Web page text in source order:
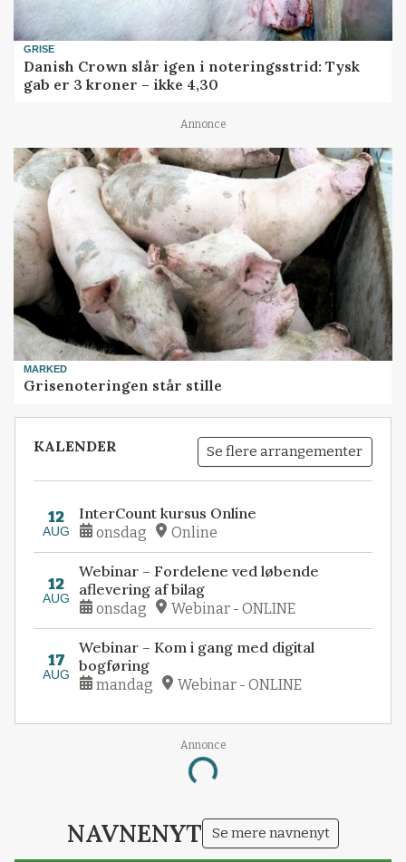
GRISE
Danish Crown slår igen i noteringsstrid: Tysk
gab er 3 kroner – ikke 4,30
Annonce
MARKED
Grisenoteringen står stille
KALENDER Se flere arrangementer
12
AUG
InterCount kursus Online
onsdag Online
12
AUG
Webinar – Fordelene ved løbende
aflevering af bilag
onsdag Webinar - ONLINE
17
AUG
Webinar – Kom i gang med digital
bogføring
mandag Webinar - ONLINE
Annonce
Loading...
NAVNENYT Se mere navnenyt